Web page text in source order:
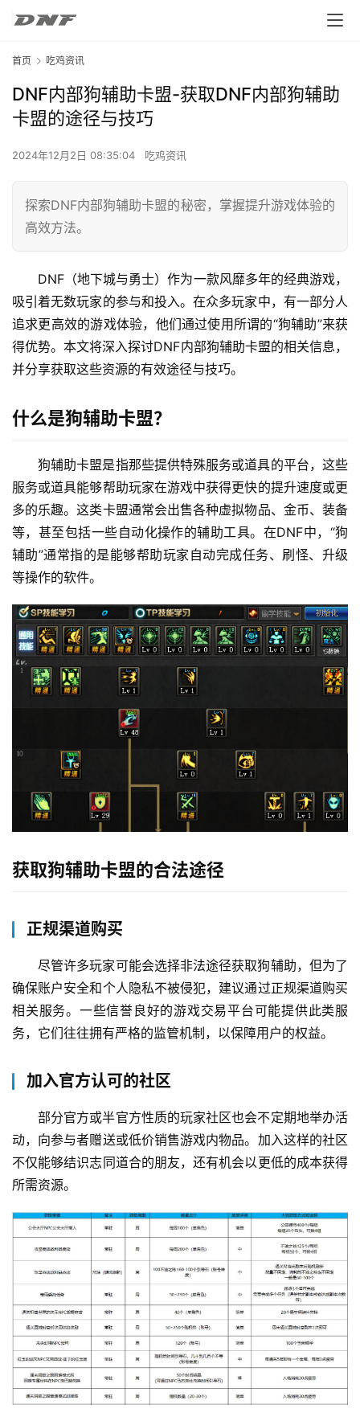
首页 吃鸡资讯
DNF内部狗辅助卡盟-获取DNF内部狗辅助
卡盟的途径与技巧
2024年12月2日 08:35:04 吃鸡资讯
探索DNF内部狗辅助卡盟的秘密，掌握提升游戏体验的
高效方法。
DNF（地下城与勇士）作为一款风靡多年的经典游戏，
吸引着无数玩家的参与和投入。在众多玩家中，有一部分人
追求更高效的游戏体验，他们通过使用所谓的“狗辅助”来获
得优势。本文将深入探讨DNF内部狗辅助卡盟的相关信息，
并分享获取这些资源的有效途径与技巧。
什么是狗辅助卡盟？
狗辅助卡盟是指那些提供特殊服务或道具的平台，这些
服务或道具能够帮助玩家在游戏中获得更快的提升速度或更
多的乐趣。这类卡盟通常会出售各种虚拟物品、金币、装备
等，甚至包括一些自动化操作的辅助工具。在DNF中，“狗
辅助”通常指的是能够帮助玩家自动完成任务、刷怪、升级
等操作的软件。
获取狗辅助卡盟的合法途径
正规渠道购买
尽管许多玩家可能会选择非法途径获取狗辅助，但为了
确保账户安全和个人隐私不被侵犯，建议通过正规渠道购买
相关服务。一些信誉良好的游戏交易平台可能提供此类服
务，它们往往拥有严格的监管机制，以保障用户的权益。
加入官方认可的社区
部分官方或半官方性质的玩家社区也会不定期地举办活
动，向参与者赠送或低价销售游戏内物品。加入这样的社区
不仅能够结识志同道合的朋友，还有机会以更低的成本获得
所需资源。